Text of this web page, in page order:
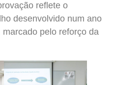
reflete o
desenvolvido num ano
pelo reforço da